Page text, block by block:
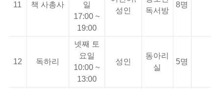
11 책 사총사
일
17:00 ~
19:00
성인
독서방
8명
12 독하리
넷째 토
요일
10:00 ~
13:00
성인
동아리
실
5명